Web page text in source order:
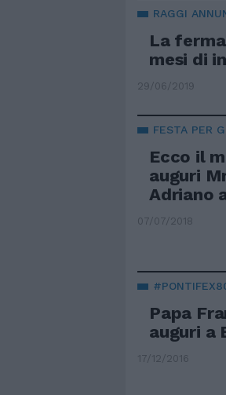
RAGGI
La
mesi di
29/06/2019
FESTA PER
Ecco il
auguri
Adriano
07/07/2018
Papa
auguri a
17/12/2016